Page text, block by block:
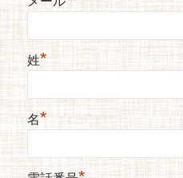
姓*
名*